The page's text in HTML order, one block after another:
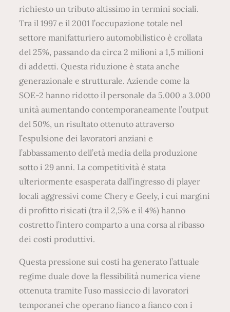
richiesto un tributo altissimo in termini sociali.
Tra il 1997 e il 2001 l’occupazione totale nel
settore manifatturiero automobilistico è crollata
del 25%, passando da circa 2 milioni a 1,5 milioni
di addetti. Questa riduzione è stata anche
generazionale e strutturale. Aziende come la
SOE-2 hanno ridotto il personale da 5.000 a 3.000
unità aumentando contemporaneamente l’output
del 50%, un risultato ottenuto attraverso
l’espulsione dei lavoratori anziani e
l’abbassamento dell’età media della produzione
sotto i 29 anni. La competitività è stata
ulteriormente esasperata dall’ingresso di player
locali aggressivi come Chery e Geely, i cui margini
di profitto risicati (tra il 2,5% e il 4%) hanno
costretto l’intero comparto a una corsa al ribasso
dei costi produttivi.
Questa pressione sui costi ha generato l’attuale
regime duale dove la flessibilità numerica viene
ottenuta tramite l’uso massiccio di lavoratori
temporanei che operano fianco a fianco con i